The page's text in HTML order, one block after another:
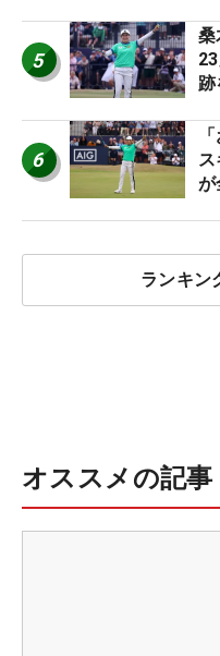
5
6
が
ランキン
オススメの記事